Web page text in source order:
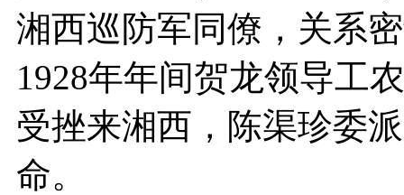
湘西巡防军同僚，关系
1928年年间贺龙领导工
受挫来湘西，陈渠珍委
命。